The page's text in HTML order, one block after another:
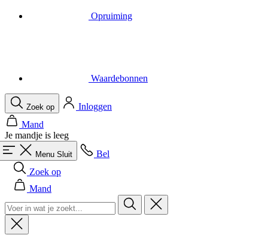
Opruiming
Waardebonnen
Zoek op
Inloggen
Mand
Je mandje is leeg
Menu Sluit
Bel
Zoek op
Mand